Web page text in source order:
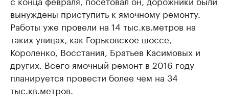
вынуждены приступить к ямочному ремонту.
Работы уже провели на 14 тыс.кв.метров на
таких улицах, как Горьковское шоссе,
Короленко, Восстания, Братьев Касимовых и
других. Всего ямочный ремонт в 2016 году
планируется провести более чем на 34
тыс.кв.метров.